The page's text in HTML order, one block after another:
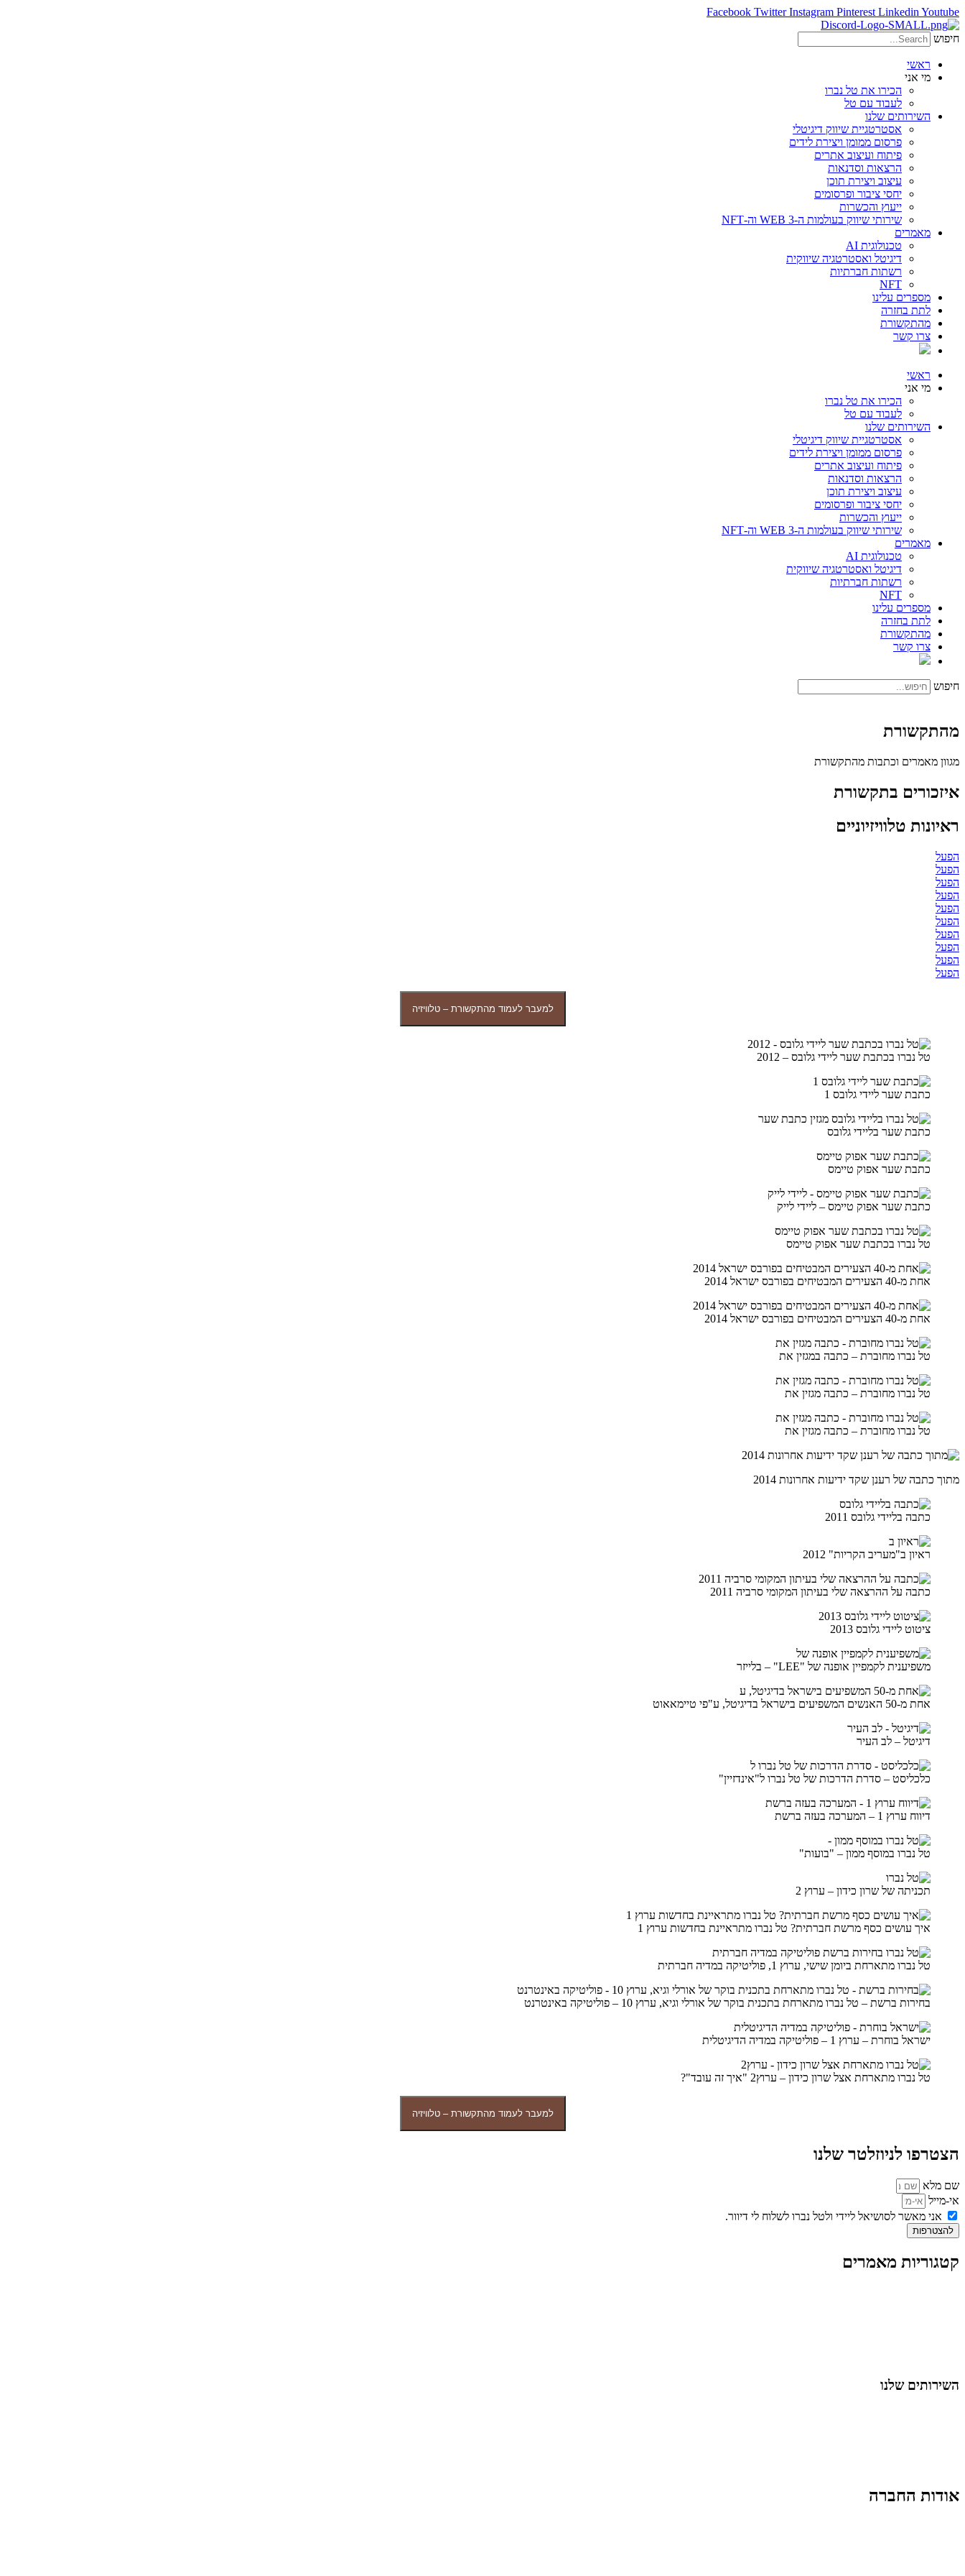
Facebook Twitter Instagram Pinterest Linkedin Youtube
חיפוש
ראשי
מי אני
הכירו את טל נברו
לעבוד עם טל
השירותים שלנו
אסטרטגיית שיווק דיגיטלי
פרסום ממומן ויצירת לידים
פיתוח ועיצוב אתרים
הרצאות וסדנאות
עיצוב ויצירת תוכן
יחסי ציבור ופרסומים
ייעוץ והכשרות
שירותי שיווק בעולמות ה-WEB 3 וה-NFT
מאמרים
טכנולוגית AI
דיגיטל ואסטרטגיה שיווקית
רשתות חברתיות
NFT
מספרים עלינו
לתת בחזרה
מהתקשורת
צרו קשר
ראשי
מי אני
הכירו את טל נברו
לעבוד עם טל
השירותים שלנו
אסטרטגיית שיווק דיגיטלי
פרסום ממומן ויצירת לידים
פיתוח ועיצוב אתרים
הרצאות וסדנאות
עיצוב ויצירת תוכן
יחסי ציבור ופרסומים
ייעוץ והכשרות
שירותי שיווק בעולמות ה-WEB 3 וה-NFT
מאמרים
טכנולוגית AI
דיגיטל ואסטרטגיה שיווקית
רשתות חברתיות
NFT
מספרים עלינו
לתת בחזרה
מהתקשורת
צרו קשר
חיפוש
מהתקשורת
מגוון מאמרים וכתבות מהתקשורת
איזכורים בתקשורת
ראיונות טלוויזיוניים
הפעל
הפעל
הפעל
הפעל
הפעל
הפעל
הפעל
הפעל
הפעל
הפעל
למעבר לעמוד מהתקשורת – טלוויזיה
טל נברו בכתבת שער ליידי גלובס – 2012
כתבת שער ליידי גלובס 1
כתבת שער בליידי גלובס
כתבת שער אפוק טיימס
כתבת שער אפוק טיימס – ליידי לייק
טל נברו בכתבת שער אפוק טיימס
אחת מ-40 הצעירים המבטיחים בפורבס ישראל 2014
אחת מ-40 הצעירים המבטיחים בפורבס ישראל 2014
טל נברו מחוברת – כתבה במגזין את
טל נברו מחוברת – כתבה מגזין את
טל נברו מחוברת – כתבה מגזין את
מתוך כתבה של רענן שקד ידיעות אחרונות 2014
כתבה בליידי גלובס 2011
ראיון ב"מעריב הקריות" 2012
כתבה על ההרצאה שלי בעיתון המקומי סרביה 2011
ציטוט ליידי גלובס 2013
משפיענית לקמפיין אופנה של "LEE" – בלייזר
אחת מ-50 האנשים המשפיעים בישראל בדיגיטל, ע"פי טיימאאוט
דיגיטל – לב העיר
כלכליסט – סדרת הדרכות של טל נברו ל"אינדזיין"
דיווח ערוץ 1 – המערכה בעזה ברשת
טל נברו במוסף ממון – "בועות"
תכניתה של שרון כידון – ערוץ 2
איך עושים כסף מרשת חברתית? טל נברו מתראיינת בחדשות ערוץ 1
טל נברו מתארחת ביומן שישי, ערוץ 1, פוליטיקה במדיה חברתית
בחירות ברשת – טל נברו מתארחת בתכנית בוקר של אורלי וגיא, ערוץ 10 – פוליטיקה באינטרנט
ישראל בוחרת – ערוץ 1 – פוליטיקה במדיה הדיגיטלית
טל נברו מתארחת אצל שרון כידון – ערוץ2 "איך זה עובד"?
למעבר לעמוד מהתקשורת – טלוויזיה
הצטרפו לניוזלטר שלנו
שם מלא
אי-מייל
אני מאשר לסושיאל ליידי ולטל נברו לשלוח לי דיוור.
להצטרפות
קטגוריות מאמרים
השירותים שלנו
אודות החברה